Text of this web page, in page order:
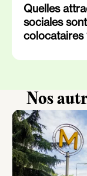
Quelles
sociales
colocataires
Nos